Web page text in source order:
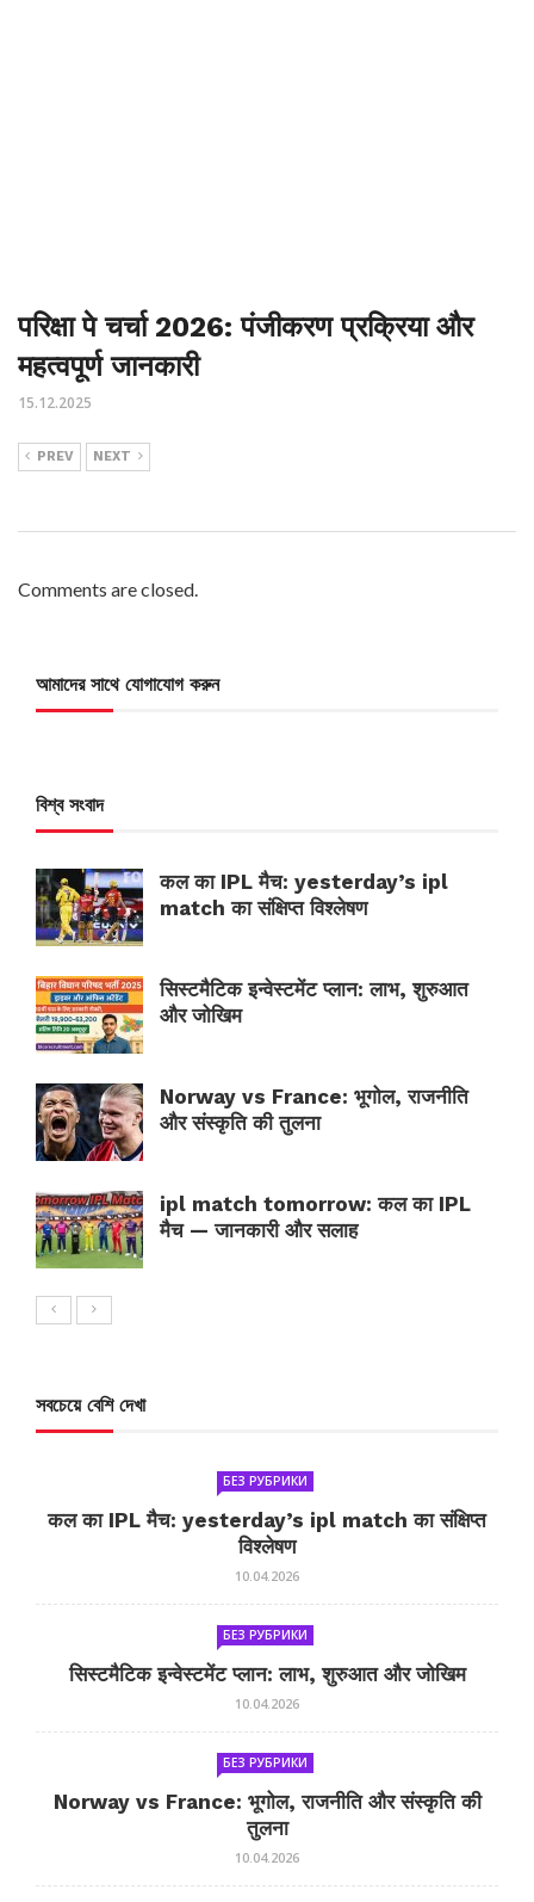
परिक्षा पे चर्चा 2026: पंजीकरण प्रक्रिया और
महत्वपूर्ण जानकारी
15.12.2025
PREV NEXT
Comments are closed.
আমাদের সাথে যোগাযোগ করুন
বিশ্ব সংবাদ
कल का IPL मैच: yesterday’s ipl
match का संक्षिप्त विश्लेषण
सिस्टमैटिक इन्वेस्टमेंट प्लान: लाभ, शुरुआत
और जोखिम
Norway vs France: भूगोल, राजनीति
और संस्कृति की तुलना
ipl match tomorrow: कल का IPL
मैच — जानकारी और सलाह
সবচেয়ে বেশি দেখা
БЕЗ РУБРИКИ
कल का IPL मैच: yesterday’s ipl match का संक्षिप्त
विश्लेषण
10.04.2026
БЕЗ РУБРИКИ
सिस्टमैटिक इन्वेस्टमेंट प्लान: लाभ, शुरुआत और जोखिम
10.04.2026
БЕЗ РУБРИКИ
Norway vs France: भूगोल, राजनीति और संस्कृति की
तुलना
10.04.2026